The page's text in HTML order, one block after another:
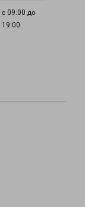
с 09:00 до
19:00